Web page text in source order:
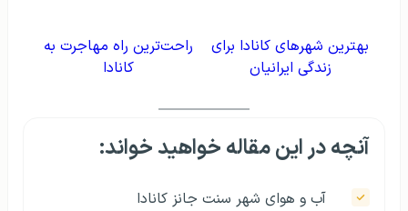
بهترین شهرهای کانادا برای
زندگی ایرانیان
راحت‌ترین راه مهاجرت به
کانادا
آنچه در این مقاله خواهید خواند:
آب و هوای شهر سنت جانز کانادا